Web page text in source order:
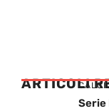
ARTICOLI
Serie